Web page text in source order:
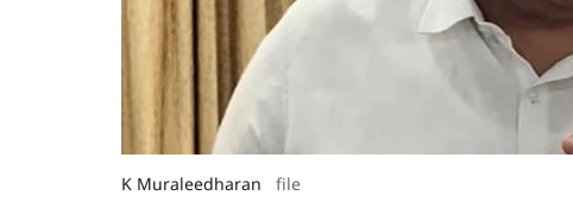
K Muraleedharan file